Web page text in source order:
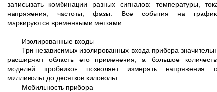
записывать комбинации разных сигналов: температуры,
напряжения, частоты, фазы. Все события на
маркируются временными метками.
Изолированные входы
Три независимых изолированных входа прибора
расширяют область его применения, а большое
моделей пробников позволяет измерять напряжения
милливольт до десятков киловольт.
Мобильность прибора